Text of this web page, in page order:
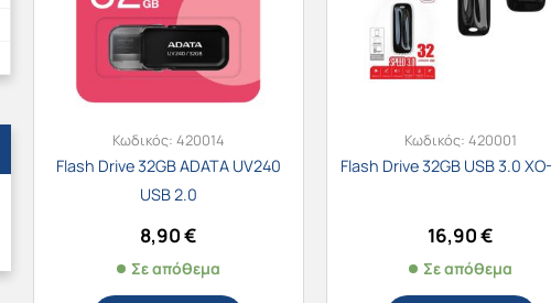
Κωδικός: 420014
Flash Drive 32GB ADATA UV240
USB 2.0
8,90€
Σε απόθεμα
Κωδικός:420001
Flash Drive 32GB USB 3.0
16,90€
Σε απόθεμα